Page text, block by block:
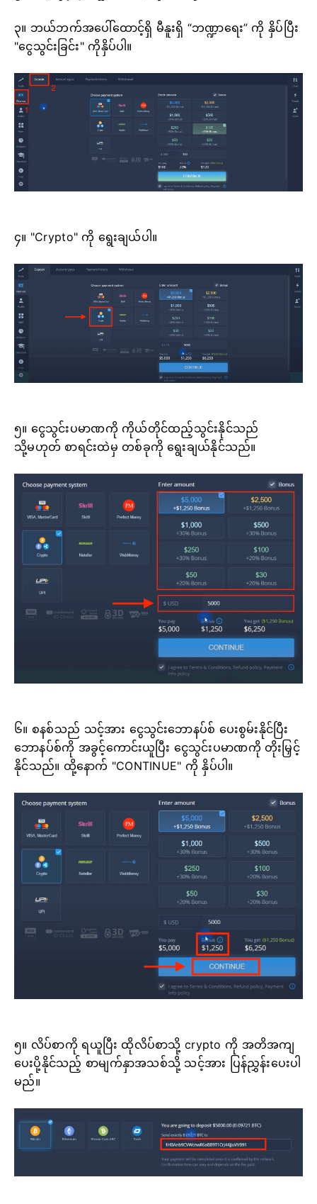
၃။ ဘယ်ဘက်အပေါ်ထောင့်ရှိ မီနူးရှိ “ဘဏ္ဍာရေး” ကို နှိပ်ပြီး
"ငွေသွင်းခြင်း" ကိုနှိပ်ပါ။
၄။ "Crypto" ကို ရွေးချယ်ပါ။
၅။ ငွေသွင်းပမာဏကို ကိုယ်တိုင်ထည့်သွင်းနိုင်သည်
သို့မဟုတ် စာရင်းထဲမှ တစ်ခုကို ရွေးချယ်နိုင်သည်။
၆။ စနစ်သည် သင့်အား ငွေသွင်းဘောနပ်စ် ပေးစွမ်းနိုင်ပြီး
ဘောနပ်စ်ကို အခွင့်ကောင်းယူပြီး ငွေသွင်းပမာဏကို တိုးမြှင့်
နိုင်သည်။ ထို့နောက် "CONTINUE" ကို နှိပ်ပါ။
၅။ လိပ်စာကို ရယူပြီး ထိုလိပ်စာသို့ crypto ကို အတိအကျ
ပေးပို့နိုင်သည့် စာမျက်နှာအသစ်သို့ သင့်အား ပြန်ညွှန်းပေးပါ
မည်။